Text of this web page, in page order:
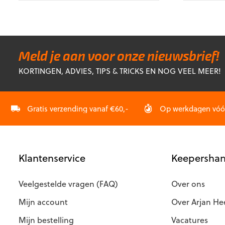
Deze
optie
kan
op
Deze
optie
kan
op
Meld je aan voor onze nieuwsbrief!
KORTINGEN, ADVIES, TIPS & TRICKS EN NOG VEEL MEER!
Gratis verzending vanaf €60,-
Op werkdagen
Klantenservice
Veelgestelde vragen (FAQ)
Mijn account
Mijn bestelling
Over ons
Over Arjan
Vacatures